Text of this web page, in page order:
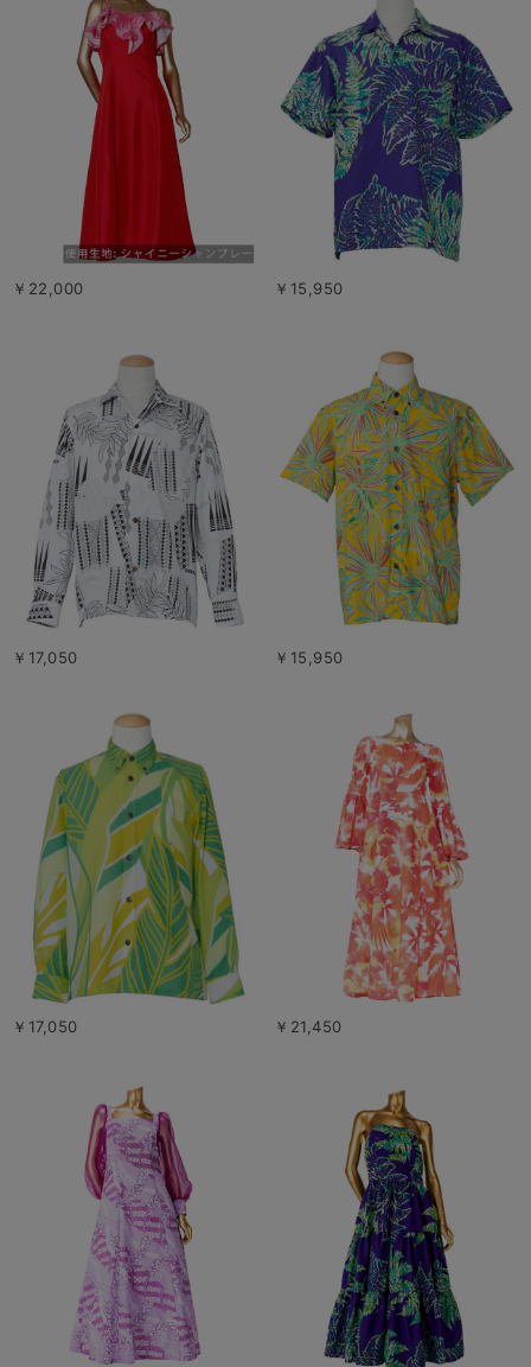
￥22,000 ￥15,950
￥17,050 ￥15,950
￥17,050 ￥21,450